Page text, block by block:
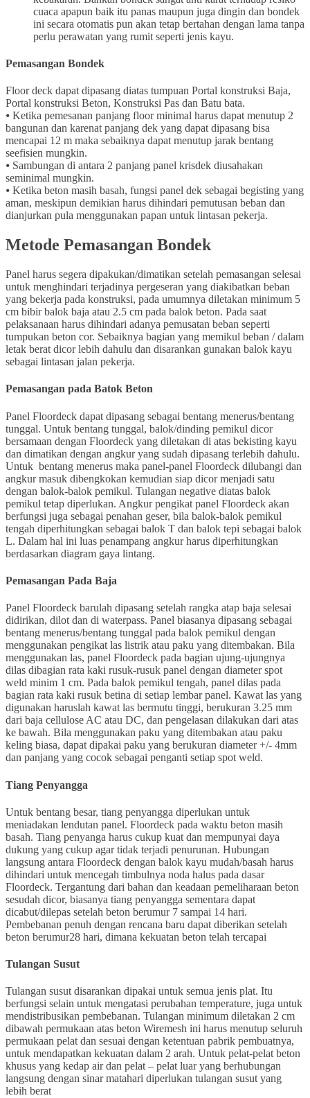
cuaca apapun baik itu panas maupun juga dingin dan bondek
ini secara otomatis pun akan tetap bertahan dengan lama tanpa
perlu perawatan yang rumit seperti jenis kayu.
Pemasangan Bondek
Floor deck dapat dipasang diatas tumpuan Portal konstruksi Baja,
Portal konstruksi Beton, Konstruksi Pas dan Batu bata.
⦁ Ketika pemesanan panjang floor minimal harus dapat menutup 2
bangunan dan karenat panjang dek yang dapat dipasang bisa
mencapai 12 m maka sebaiknya dapat menutup jarak bentang
seefisien mungkin.
⦁ Sambungan di antara 2 panjang panel krisdek diusahakan
seminimal mungkin.
⦁ Ketika beton masih basah, fungsi panel dek sebagai begisting yang
aman, meskipun demikian harus dihindari pemutusan beban dan
dianjurkan pula menggunakan papan untuk lintasan pekerja.
Metode Pemasangan Bondek
Panel harus segera dipakukan/dimatikan setelah pemasangan selesai
untuk menghindari terjadinya pergeseran yang diakibatkan beban
yang bekerja pada konstruksi, pada umumnya diletakan minimum 5
cm bibir balok baja atau 2.5 cm pada balok beton. Pada saat
pelaksanaan harus dihindari adanya pemusatan beban seperti
tumpukan beton cor. Sebaiknya bagian yang memikul beban / dalam
letak berat dicor lebih dahulu dan disarankan gunakan balok kayu
sebagai lintasan jalan pekerja.
Pemasangan pada Batok Beton
Panel Floordeck dapat dipasang sebagai bentang menerus/bentang
tunggal. Untuk bentang tunggal, balok/dinding pemikul dicor
bersamaan dengan Floordeck yang diletakan di atas bekisting kayu
dan dimatikan dengan angkur yang sudah dipasang terlebih dahulu.
Untuk bentang menerus maka panel-panel Floordeck dilubangi dan
angkur masuk dibengkokan kemudian siap dicor menjadi satu
dengan balok-balok pemikul. Tulangan negative diatas balok
pemikul tetap diperlukan. Angkur pengikat panel Floordeck akan
berfungsi juga sebagai penahan geser, bila balok-balok pemikul
tengah diperhitungkan sebagai balok T dan balok tepi sebagai balok
L. Dalam hal ini luas penampang angkur harus diperhitungkan
berdasarkan diagram gaya lintang.
Pemasangan Pada Baja
Panel Floordeck barulah dipasang setelah rangka atap baja selesai
didirikan, dilot dan di waterpass. Panel biasanya dipasang sebagai
bentang menerus/bentang tunggal pada balok pemikul dengan
menggunakan pengikat las listrik atau paku yang ditembakan. Bila
menggunakan las, panel Floordeck pada bagian ujung-ujungnya
dilas dibagian rata kaki rusuk-rusuk panel dengan diameter spot
weld minim 1 cm. Pada balok pemikul tengah, panel dilas pada
bagian rata kaki rusuk betina di setiap lembar panel. Kawat las yang
digunakan haruslah kawat las bermutu tinggi, berukuran 3.25 mm
dari baja cellulose AC atau DC, dan pengelasan dilakukan dari atas
ke bawah. Bila menggunakan paku yang ditembakan atau paku
keling biasa, dapat dipakai paku yang berukuran diameter +/- 4mm
dan panjang yang cocok sebagai penganti setiap spot weld.
Tiang Penyangga
Untuk bentang besar, tiang penyangga diperlukan untuk
meniadakan lendutan panel. Floordeck pada waktu beton masih
basah. Tiang penyanga harus cukup kuat dan mempunyai daya
dukung yang cukup agar tidak terjadi penurunan. Hubungan
langsung antara Floordeck dengan balok kayu mudah/basah harus
dihindari untuk mencegah timbulnya noda halus pada dasar
Floordeck. Tergantung dari bahan dan keadaan pemeliharaan beton
sesudah dicor, biasanya tiang penyangga sementara dapat
dicabut/dilepas setelah beton berumur 7 sampai 14 hari.
Pembebanan penuh dengan rencana baru dapat diberikan setelah
beton berumur28 hari, dimana kekuatan beton telah tercapai
Tulangan Susut
Tulangan susut disarankan dipakai untuk semua jenis plat. Itu
berfungsi selain untuk mengatasi perubahan temperature, juga untuk
mendistribusikan pembebanan. Tulangan minimum diletakan 2 cm
dibawah permukaan atas beton Wiremesh ini harus menutup seluruh
permukaan pelat dan sesuai dengan ketentuan pabrik pembuatnya,
untuk mendapatkan kekuatan dalam 2 arah. Untuk pelat-pelat beton
khusus yang kedap air dan pelat – pelat luar yang berhubungan
langsung dengan sinar matahari diperlukan tulangan susut yang
lebih berat